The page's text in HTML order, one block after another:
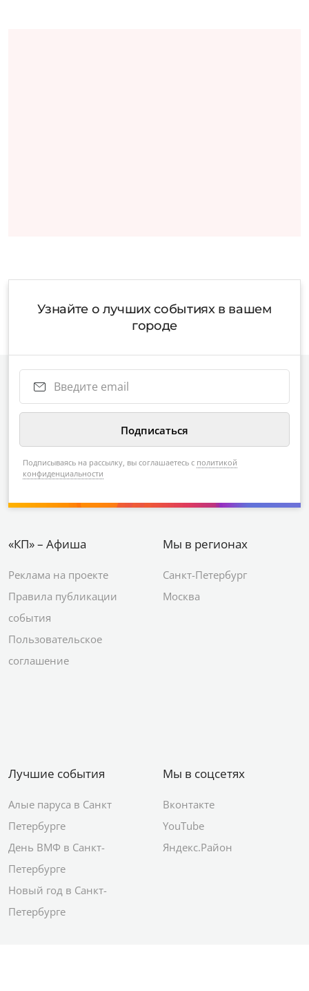
Узнайте о лучших событиях в вашем
городе
Подписываясь на рассылку, вы соглашаетесь с политикой
конфиденциальности
«КП» – Афиша
Реклама на проекте
Правила публикации
события
Пользовательское
соглашение
Мы в регионах
Санкт-Петербург
Москва
Лучшие события
Алые паруса в Санкт
Петербурге
День ВМФ в Санкт-
Петербурге
Новый год в Санкт-
Петербурге
Мы в соцсетях
Вконтакте
YouTube
Яндекс.Район